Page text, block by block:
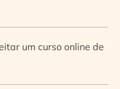
um curso online de